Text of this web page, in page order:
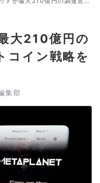
大210億円の
コイン戦略を
集部